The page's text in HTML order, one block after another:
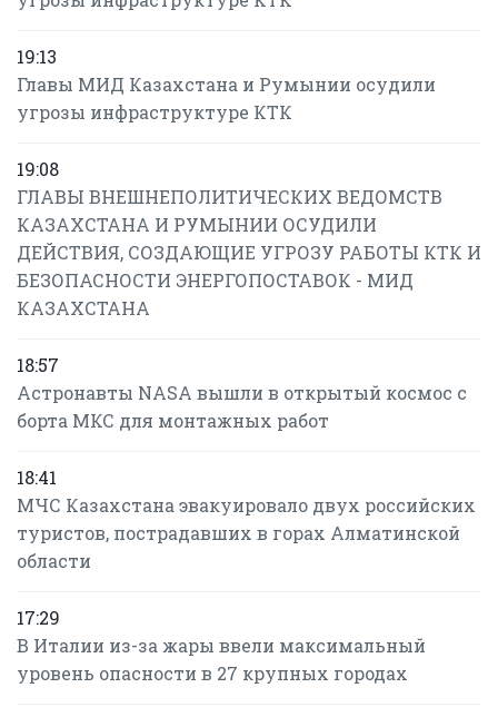
19:13
Главы МИД Казахстана и Румынии осудили
угрозы инфраструктуре КТК
19:08
ГЛАВЫ ВНЕШНЕПОЛИТИЧЕСКИХ ВЕДОМСТВ
КАЗАХСТАНА И РУМЫНИИ ОСУДИЛИ
ДЕЙСТВИЯ, СОЗДАЮЩИЕ УГРОЗУ РАБОТЫ КТК И
БЕЗОПАСНОСТИ ЭНЕРГОПОСТАВОК - МИД
КАЗАХСТАНА
18:57
Астронавты NASA вышли в открытый космос с
борта МКС для монтажных работ
18:41
МЧС Казахстана эвакуировало двух российских
туристов, пострадавших в горах Алматинской
области
17:29
В Италии из-за жары ввели максимальный
уровень опасности в 27 крупных городах